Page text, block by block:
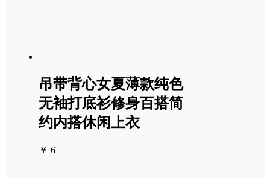
吊带背心女夏薄款纯色
无袖打底衫修身百搭简
约内搭休闲上衣
￥ 6